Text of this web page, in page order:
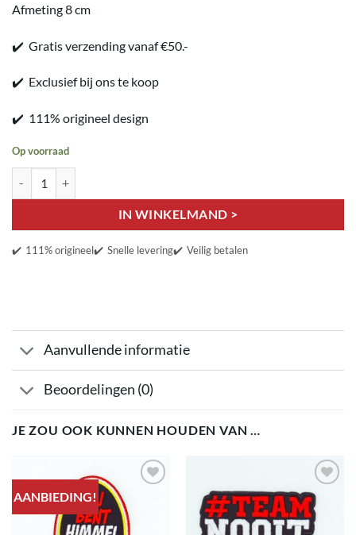
Afmeting 8 cm
✔️ Gratis verzending vanaf €50.-
✔️ Exclusief bij ons te koop
✔️ 111% origineel design
Op voorraad
IN WINKELMAND >
✔️ 111% origineel✔️ Snelle levering✔️ Veilig betalen
Aanvullende informatie
Beoordelingen (0)
JE ZOU OOK KUNNEN HOUDEN VAN …
AANBIEDING!
Toevoegen
verlanglijst
Toevoegen
aan
verlanglijst